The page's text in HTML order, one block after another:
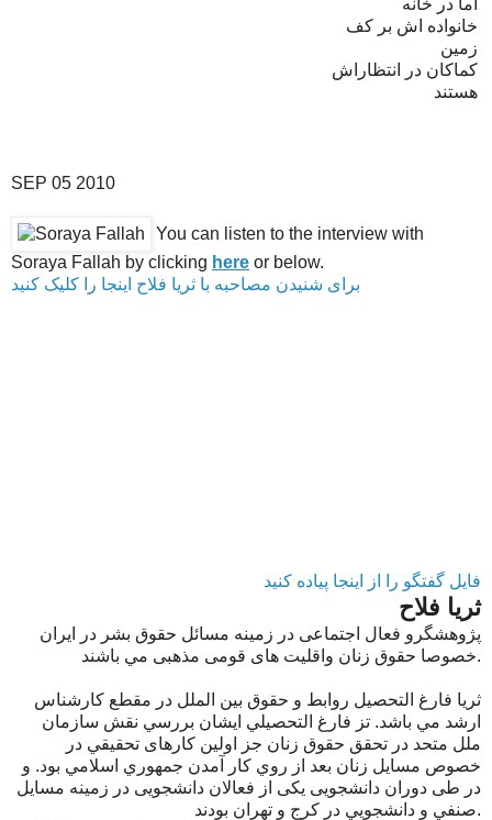
خانواده اش بر کف
زمين
کماکان در انتظاراش
هستند
SEP 05 2010
You can listen to the interview with
Soraya Fallah by clicking here or below.
برای شنیدن مصاحبه با ثریا فلاح اینجا را کلیک کنید
فایل گفتگو را از اینجا پیاده کنید
ثریا فلاح
پژوهشگرو فعال اجتماعی در زمینه مسائل حقوق بشر در ایران
خصوصا حقوق زنان واقلیت های قومی مذهبی مي باشند.
ثریا فارغ التحصيل روابط و حقوق بین الملل در مقطع کارشناس
ارشد مي باشد. تز فارغ التحصيلي ايشان بررسي نقش سازمان
ملل متحد در تحقق حقوق زنان جز اولين كارهای تحقيقي در
خصوص مسايل زنان بعد از روي كار آمدن جمهوري اسلامي بود. و
در طی دوران دانشجویی يكی از فعالان دانشجويی در زمينه مسايل
صنفي و دانشجويي در كرج و تهران بودند.